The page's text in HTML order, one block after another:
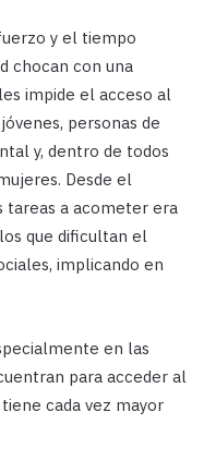
y el tiempo
chocan con una
impide el acceso al
personas de
y, dentro de todos
Desde el
tareas a acometer era
que dificultan el
implicando en
en las
para acceder al
cada vez mayor